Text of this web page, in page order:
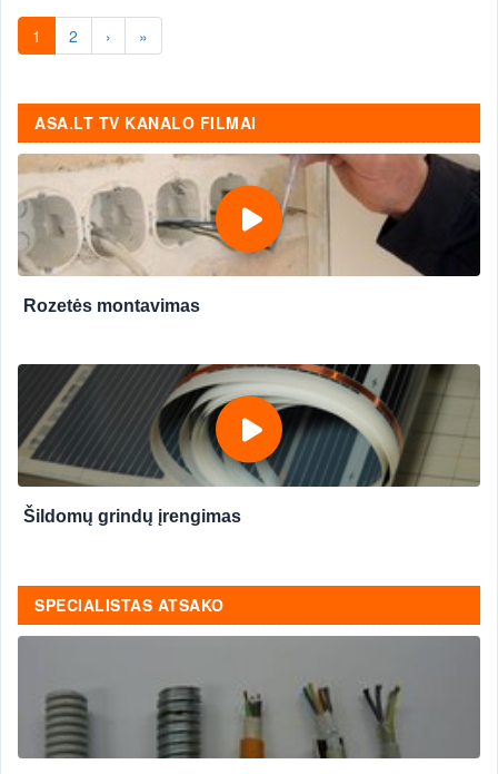
1 2 › »
ASA.LT TV KANALO FILMAI
Rozetės montavimas
Šildomų grindų įrengimas
SPECIALISTAS ATSAKO